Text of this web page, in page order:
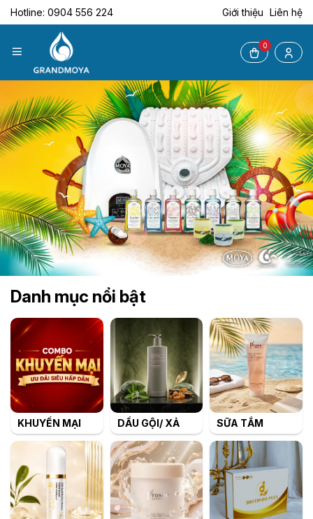
Hotline: 0904 556 224 Giới thiệu Liên hệ
0
Danh mục nổi bật
KHUYẾN MẠI DẦU GỘI/ XẢ SỮA TẮM